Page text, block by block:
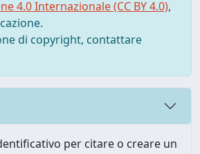
4.0 Internazionale (CC BY 4.0),
di copyright, contattare
per citare o creare un